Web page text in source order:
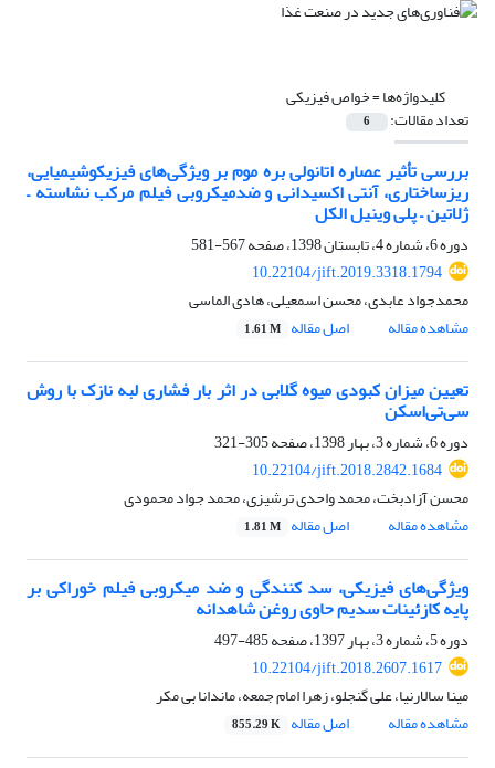
کلیدواژه‌ها =خواص فیزیکی
تعداد مقالات: 6
بررسی تأثیر عصاره اتانولی بره موم بر ویژگی‌های فیزیکوشیمیایی،
ریزساختاری، آنتی اکسیدانی و ضدمیکروبی فیلم مرکب نشاسته –
ژلاتین – پلی وینیل الکل
دوره 6، شماره 4، تابستان 1398، صفحه
567-581
10.22104/jift.2019.3318.1794
محمدجواد عابدی، محسن اسمعیلی، هادی الماسی
مشاهده مقاله
اصل مقاله 1.61 M
تعیین میزان کبودی میوه گلابی در اثر بار فشاری لبه نازک با روش
سی‌تی‌اسکن
دوره 6، شماره 3، بهار 1398، صفحه
305-321
10.22104/jift.2018.2842.1684
محسن آزادبخت، محمد واحدی ترشیزی، محمد جواد محمودی
مشاهده مقاله
اصل مقاله 1.81 M
ویژگی‌های فیزیکی، سد کنندگی و ضد میکروبی فیلم خوراکی بر
پایه کازئینات سدیم حاوی روغن شاهدانه
دوره 5، شماره 3، بهار 1397، صفحه
485-497
10.22104/jift.2018.2607.1617
مینا سالارنیا، علی گنجلو، زهرا امام جمعه، ماندانا بی مکر
مشاهده مقاله
اصل مقاله 855.29 K